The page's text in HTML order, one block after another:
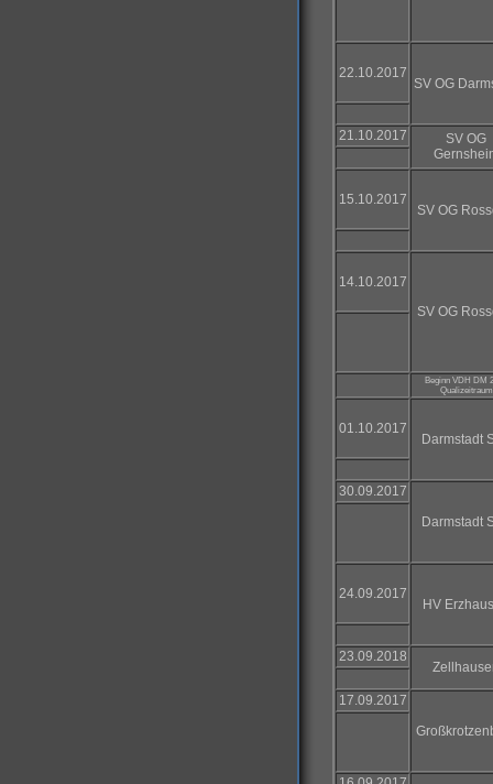
22.10.2017
SV OG
21.10.2017
SV OG
15.10.2017
SV OG
14.10.2017
SV OG
Beginn VDH DM
Qualizeitraum
01.10.2017
Darmstadt
30.09.2017
Darmstadt
24.09.2017
HV
23.09.2018
17.09.2017